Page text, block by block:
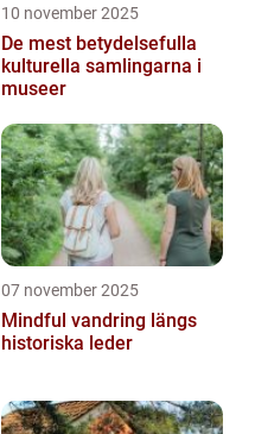
10 november 2025
De mest betydelsefulla
kulturella samlingarna i
museer
07 november 2025
Mindful vandring längs
historiska leder